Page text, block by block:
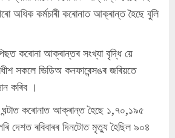
অধিক কৰ্মচাৰী কৰোনাত আক্ৰান্ত হৈছে বুলি
কৰোনা আক্ৰান্তৰ সংখ্যা বৃদ্ধি য়ে
সকলে ভিডিঅ কনফাৰেন্সঙৰ জৰিয়তে
কৰিব ।
কৰোনাত আক্ৰান্ত হৈছে ১,৭০,১৯৫
দেশত ৰবিবাৰৰ দিনটোত মৃত্যু হৈছিল ৯০৪